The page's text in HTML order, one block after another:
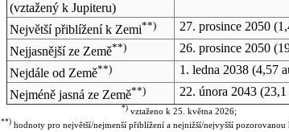
(vztažený k Jupiteru)
Největší přiblížení k Zemi**) 27. prosince 2050
Nejjasnější ze Země**) 26. prosince 2050
Nejdále od Země**) 1. ledna 2038(4,57
Nejméně jasná ze Země**) 22. února 2043(23,1
*)vztaženo k 25. května 2026;
**) hodnoty pro největší/nejmenší přiblížení a nejnižší/nejvyšší